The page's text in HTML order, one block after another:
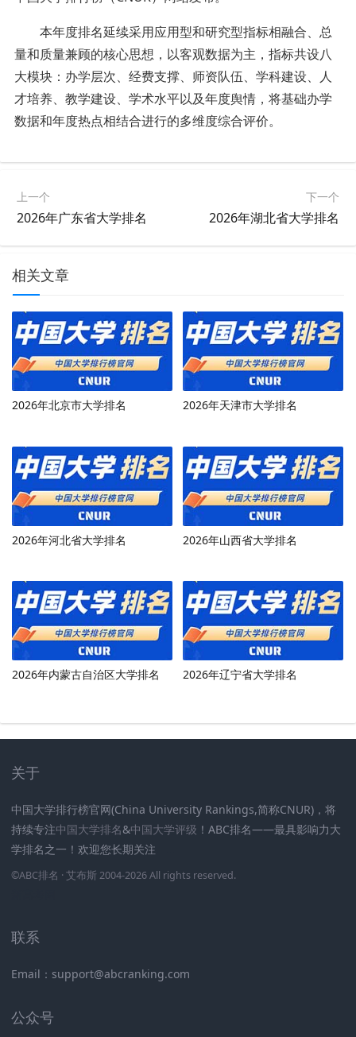
本年度排名延续采用应用型和研究型指标相融合、总
量和质量兼顾的核心思想，以客观数据为主，指标共设八
大模块：办学层次、经费支撑、师资队伍、学科建设、人
才培养、教学建设、学术水平以及年度舆情，将基础办学
数据和年度热点相结合进行的多维度综合评价。
上一个
2026年广东省大学排名
下一个
2026年湖北省大学排名
相关文章
2026年北京市大学排名 2026年天津市大学排名
2026年河北省大学排名 2026年山西省大学排名
2026年内蒙古自治区大学排名 2026年辽宁省大学排名
关于
中国大学排行榜官网(China University Rankings,简称CNUR)，将
持续专注中国大学排名&中国大学评级 ！ABC排名——最具影响力大
学排名之一！欢迎您长期关注
©ABC排名 · 艾布斯 2004-2026 All rights reserved.
联系
Email：support@abcranking.com
公众号